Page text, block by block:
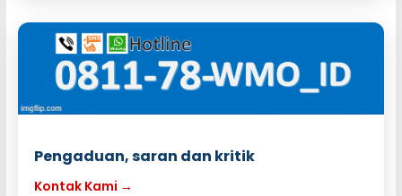
Pengaduan, saran dan kritik
Kontak Kami →